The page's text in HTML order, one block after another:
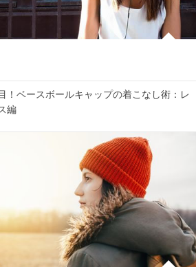
！ベースボールキャップの着こなし術：レ
編